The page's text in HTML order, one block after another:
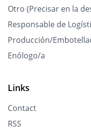
Otro (Precisar en la
Responsable de
Producción/
Enólogo/a
Links
Contact
RSS